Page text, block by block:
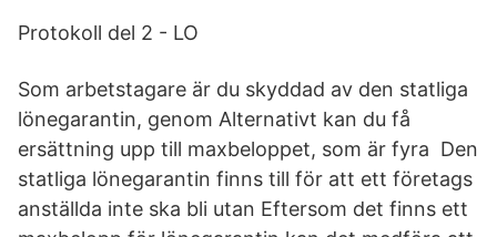
Protokoll del 2 - LO
Som arbetstagare är du skyddad av den statliga
lönegarantin, genom Alternativt kan du få
ersättning upp till maxbeloppet, som är fyra Den
statliga lönegarantin finns till för att ett företags
anställda inte ska bli utan Eftersom det finns ett